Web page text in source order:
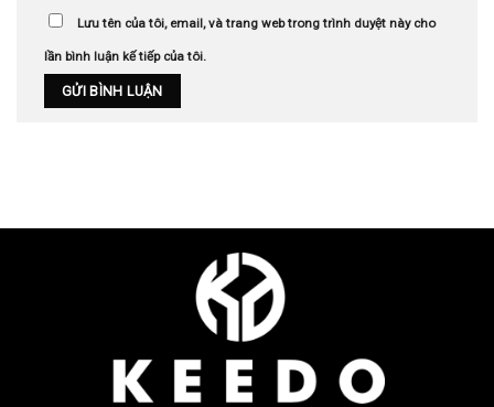
Lưu tên của tôi, email, và trang web trong trình duyệt này cho
lần bình luận kế tiếp của tôi.